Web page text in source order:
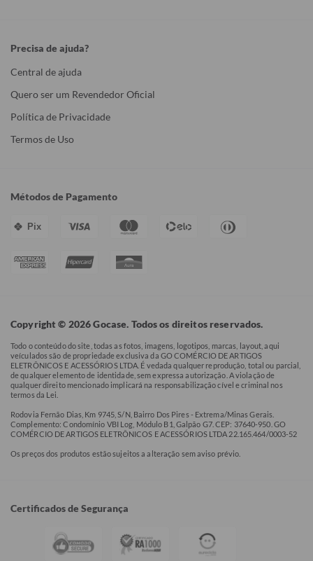
Precisa de ajuda?
Central de ajuda
Quero ser um Revendedor Oficial
Política de Privacidade
Termos de Uso
Métodos de Pagamento
Pix
Copyright © 2026 Gocase. Todos os direitos reservados.
Todo o conteúdo do site, todas as fotos, imagens, logotipos, marcas, layout, aqui
veículados são de propriedade exclusiva da GO COMÉRCIO DE ARTIGOS
ELETRÔNICOS E ACESSÓRIOS LTDA. É vedada qualquer reprodução, total ou parcial,
de qualquer elemento de identidade, sem expressa autorização. A violação de
qualquer direito mencionado implicará na responsabilização cível e criminal nos
termos da Lei.
Rodovia Fernão Dias, Km 9745, S/N, Bairro Dos Pires - Extrema/Minas Gerais.
Complemento: Condomínio VBI Log, Módulo B1, Galpão G7. CEP: 37640-950. GO
COMÉRCIO DE ARTIGOS ELETRÔNICOS E ACESSÓRIOS LTDA 22.165.464/0003-52
Os preços dos produtos estão sujeitos a alteração sem aviso prévio.
Certificados de Segurança